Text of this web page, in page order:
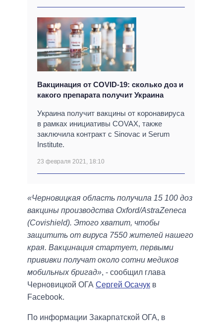
Вакцинация от COVID-19: сколько доз и
какого препарата получит Украина
Украина получит вакцины от коронавируса
в рамках инициативы COVAX, также
заключила контракт с Sinovac и Serum
Institute.
23 февраля 2021, 18:10
«Черновицкая область получила 15 100 доз
вакцины производства Oxford/AstraZeneca
(Covishield). Этого хватит, чтобы
защитить от вируса 7550 жителей нашего
края. Вакцинация стартует, первыми
прививки получат около сотни медиков
мобильных бригад», - сообщил глава
Черновицкой ОГА Сергей Осачук в
Facebook.
По информации Закарпатской ОГА, в